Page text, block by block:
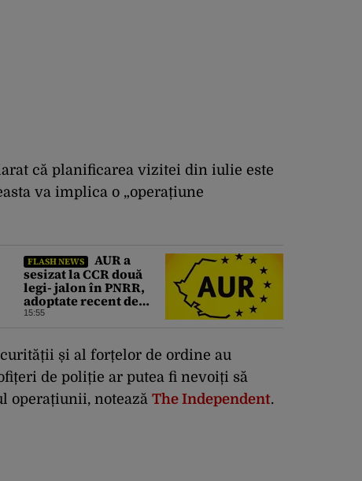
că planificarea vizitei din iulie este
va implica o „operațiune
FLASH NEWS
AUR a
sesizat la CCR două
legi- jalon în PNRR,
adoptate recent de
parlamentari:
cu BIRD
15:55
și al forțelor de ordine au
de poliție ar putea fi nevoiți să
operațiunii, notează The Independent.